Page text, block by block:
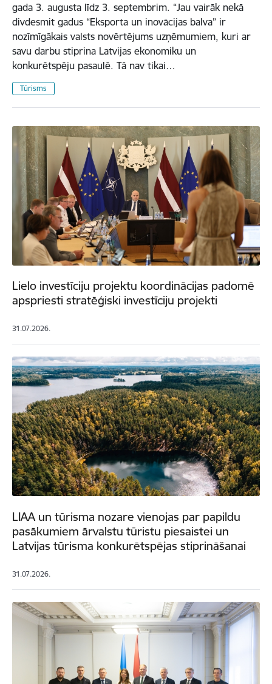
gada 3. augusta līdz 3. septembrim. “Jau vairāk nekā
divdesmit gadus “Eksporta un inovācijas balva” ir
nozīmīgākais valsts novērtējums uzņēmumiem, kuri ar
savu darbu stiprina Latvijas ekonomiku un
konkurētspēju pasaulē. Tā nav tikai…
Tūrisms
Lielo investīciju projektu koordinācijas padomē
apspriesti stratēģiski investīciju projekti
31.07.2026.
LIAA un tūrisma nozare vienojas par papildu
pasākumiem ārvalstu tūristu piesaistei un
Latvijas tūrisma konkurētspējas stiprināšanai
31.07.2026.